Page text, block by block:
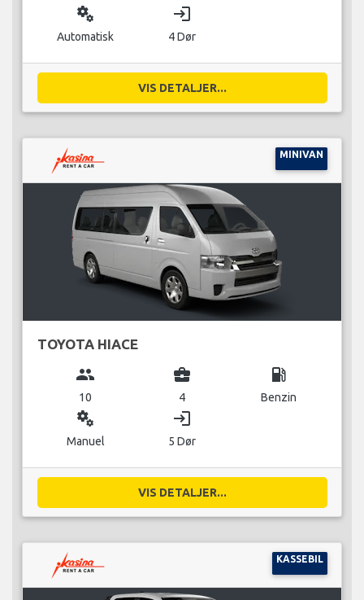
miscellaneous_services
Automatisk
login
4 Dør
VIS DETALJER...
MINIVAN
TOYOTA HIACE
group
10
business_center
4
local_gas_station
Benzin
miscellaneous_services
Manuel
login
5 Dør
VIS DETALJER...
KASSEBIL